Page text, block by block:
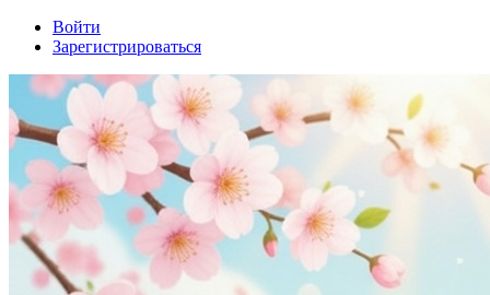
Войти
Зарегистрироваться